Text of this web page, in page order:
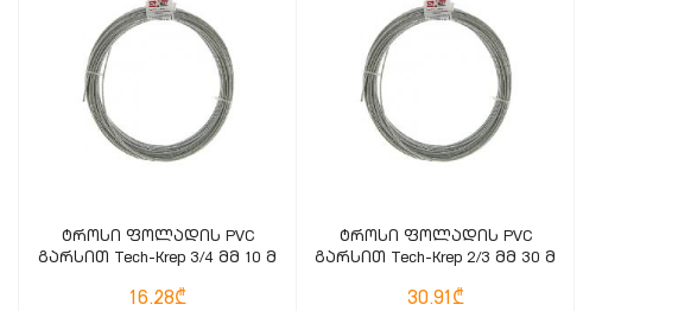
ტროსი ფოლადის PVC
გარსით Tech-Krep 3/4 მმ 10 მ
16.28₾
ტროსი ფოლადის PVC
გარსით Tech-Krep 2/3 მმ 30 მ
30.91₾